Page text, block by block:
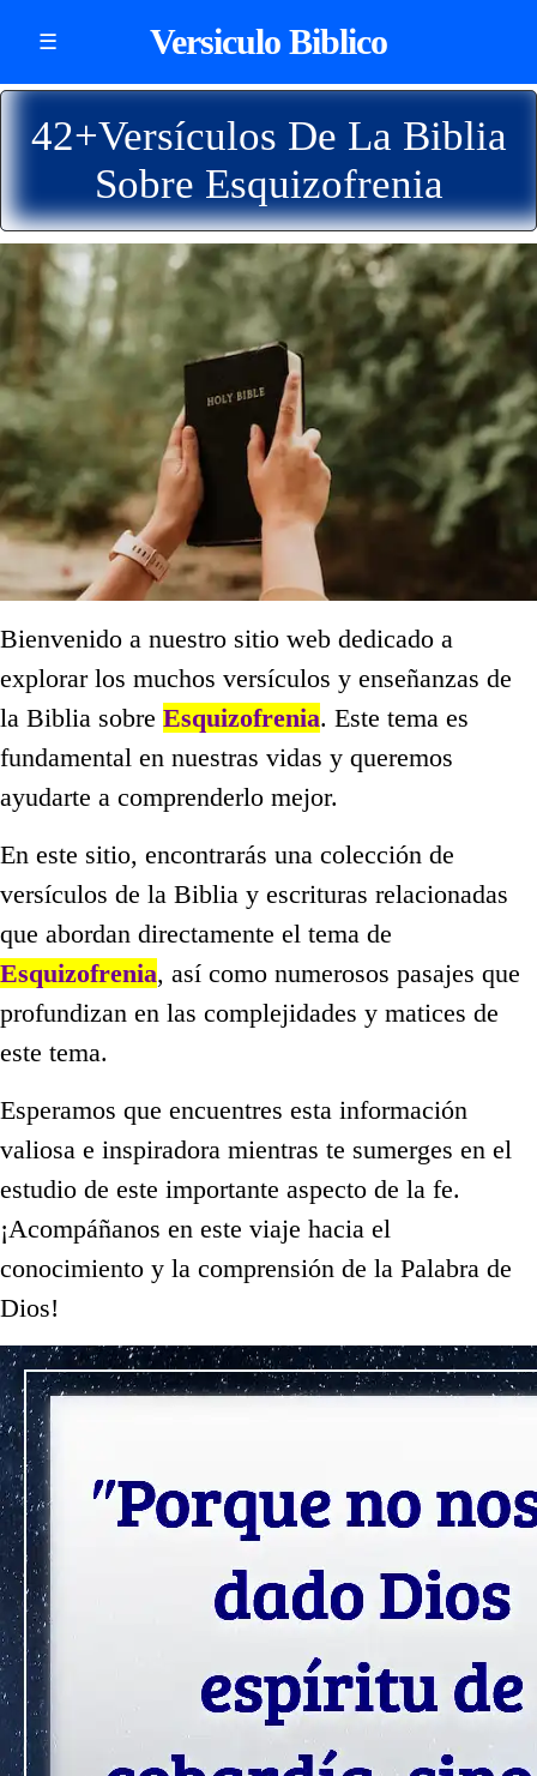
☰ Versiculo Biblico
42+Versículos De La Biblia
Sobre Esquizofrenia
Bienvenido a nuestro sitio web dedicado a
explorar los muchos versículos y enseñanzas de
la Biblia sobre Esquizofrenia. Este tema es
fundamental en nuestras vidas y queremos
ayudarte a comprenderlo mejor.
En este sitio, encontrarás una colección de
versículos de la Biblia y escrituras relacionadas
que abordan directamente el tema de
Esquizofrenia, así como numerosos pasajes que
profundizan en las complejidades y matices de
este tema.
Esperamos que encuentres esta información
valiosa e inspiradora mientras te sumerges en el
estudio de este importante aspecto de la fe.
¡Acompáñanos en este viaje hacia el
conocimiento y la comprensión de la Palabra de
Dios!